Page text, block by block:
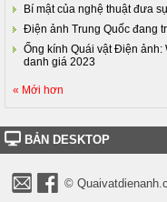
Bí mật của nghệ thuật đưa
Điện ảnh Trung Quốc đang
Ống kính Quái vật Điện
danh giá 2023
« Mới hơn
BẢN DESKTOP
©